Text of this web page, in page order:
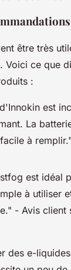
être très
Voici ce que
:
est
La
à
est idéal
à utiliser
- Avis client
des e-